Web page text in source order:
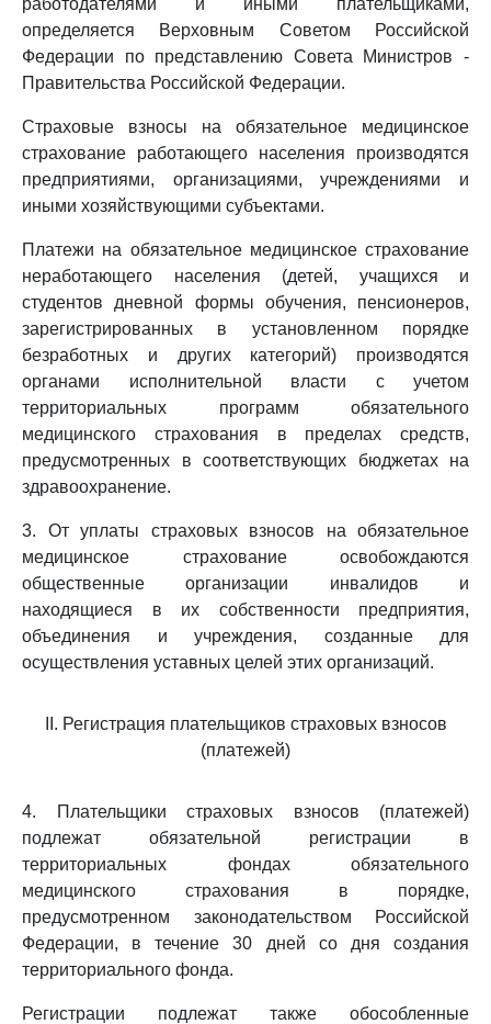
работодателями и иными плательщиками,
определяется Верховным Советом Российской
Федерации по представлению Совета Министров -
Правительства Российской Федерации.
Страховые взносы на обязательное медицинское
страхование работающего населения производятся
предприятиями, организациями, учреждениями и
иными хозяйствующими субъектами.
Платежи на обязательное медицинское страхование
неработающего населения (детей, учащихся и
студентов дневной формы обучения, пенсионеров,
зарегистрированных в установленном порядке
безработных и других категорий) производятся
органами исполнительной власти с учетом
территориальных программ обязательного
медицинского страхования в пределах средств,
предусмотренных в соответствующих бюджетах на
здравоохранение.
3. От уплаты страховых взносов на обязательное
медицинское страхование освобождаются
общественные организации инвалидов и
находящиеся в их собственности предприятия,
объединения и учреждения, созданные для
осуществления уставных целей этих организаций.
II. Регистрация плательщиков страховых взносов
(платежей)
4. Плательщики страховых взносов (платежей)
подлежат обязательной регистрации в
территориальных фондах обязательного
медицинского страхования в порядке,
предусмотренном законодательством Российской
Федерации, в течение 30 дней со дня создания
территориального фонда.
Регистрации подлежат также обособленные